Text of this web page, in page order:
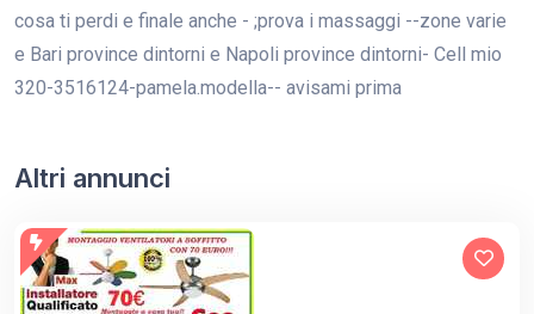
cosa ti perdi e finale anche - ;prova i massaggi --zone varie
e Bari province dintorni e Napoli province dintorni- Cell mio
320-3516124-pamela.modella-- avisami prima
Altri annunci